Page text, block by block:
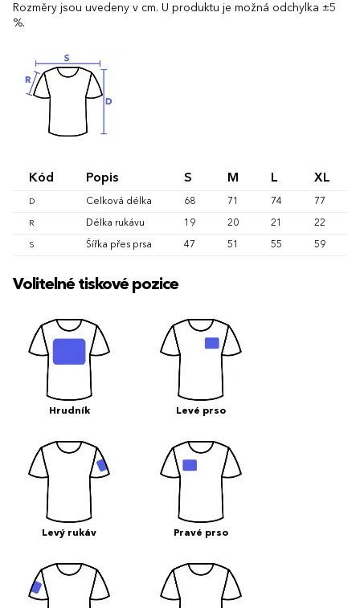
Rozměry jsou uvedeny v cm. U produktu je možná odchylka ±5
%.
Kód Popis S M L XL
D Celková délka 68 71 74 77
R Délka rukávu 19 20 21 22
S Šířka přes prsa 47 51 55 59
Volitelné tiskové pozice
Hrudník Levé prso
Levý rukáv Pravé prso